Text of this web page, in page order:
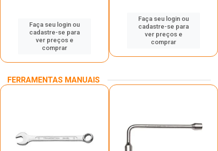
Faça seu login ou
cadastre-se para
ver preços e
comprar
Faça seu login ou
cadastre-se para
ver preços e
comprar
FERRAMENTAS MANUAIS